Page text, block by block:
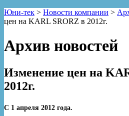
Юни-тек > Новости компании >
цен на KARL SRORZ в 2012г.
Архив новостей
Изменение цен на
2012г.
С 1 апреля 2012 года.